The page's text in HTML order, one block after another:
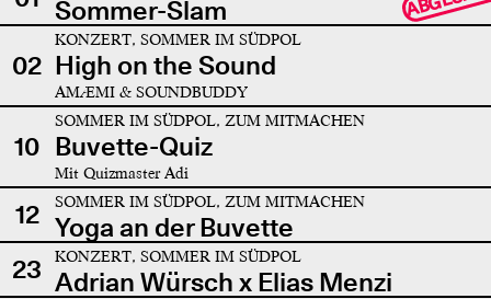
Sommer-Slam
02
KONZERT, SOMMER IM SÜDPOL
High on the Sound
AMÆMI & SOUNDBUDDY
10
SOMMER IM SÜDPOL, ZUM MITMACHEN
Buvette-Quiz
Mit Quizmaster Adi
12 SOMMER IM SÜDPOL, ZUM MITMACHEN
Yoga an der Buvette
23
KONZERT, SOMMER IM SÜDPOL
Adrian Würsch x Elias Menzi